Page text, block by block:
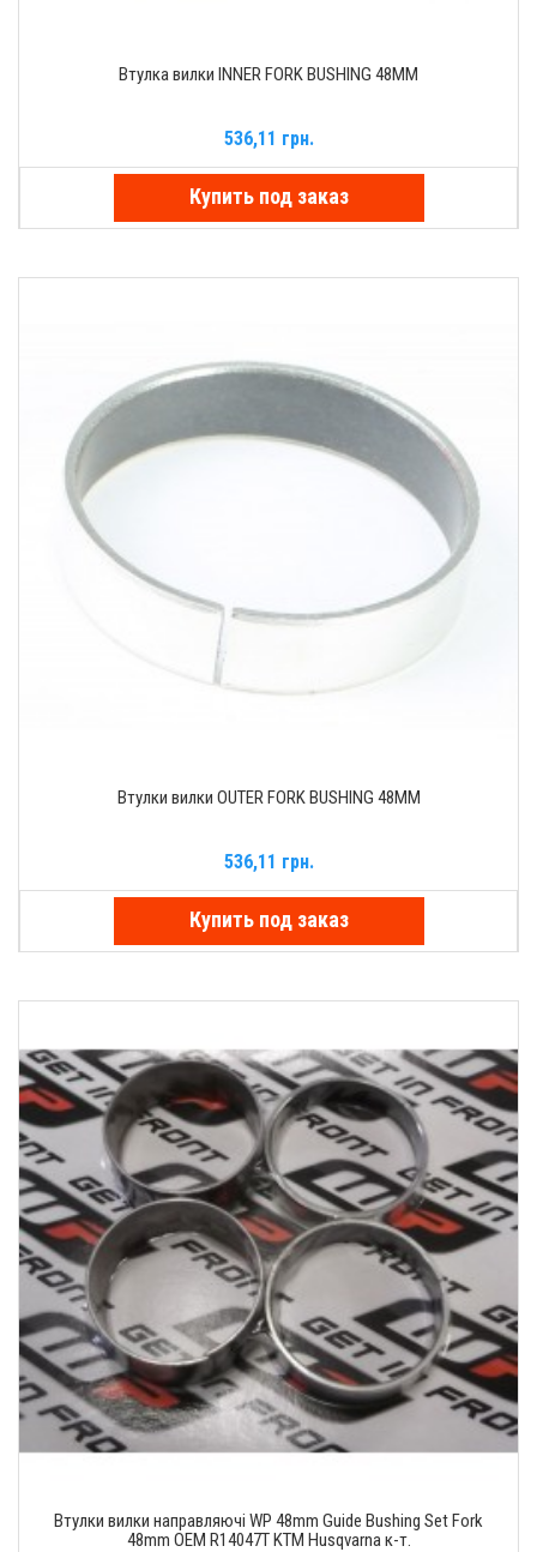
Втулка вилки INNER FORK BUSHING 48MM
536,11 грн.
Купить под заказ
Втулки вилки OUTER FORK BUSHING 48MM
536,11 грн.
Купить под заказ
Втулки вилки направляючі WP 48mm Guide Bushing Set Fork
48mm OEM R14047T KTM Husqvarna к-т.